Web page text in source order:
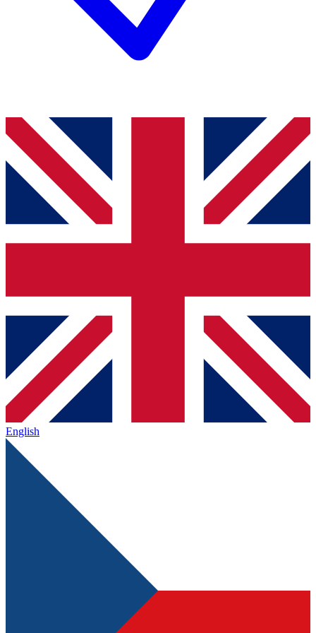
English